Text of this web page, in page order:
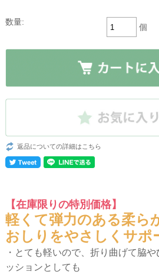
数量:
個
返品についての詳細はこちら
【在庫限りの特別価格】
軽くて弾力のある柔ら
おしりをやさしくサポ
・とても軽いので、折り曲げて脇
ッションとしても